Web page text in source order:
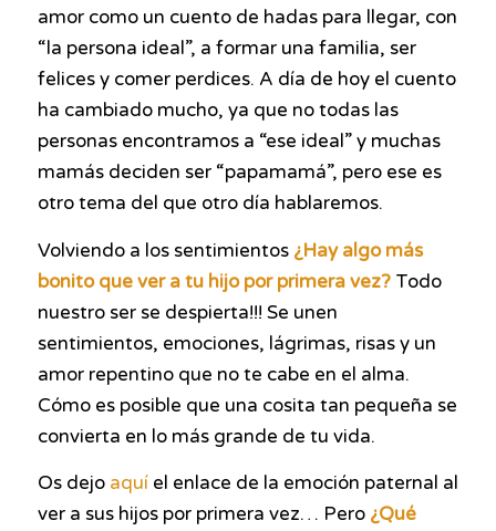
amor como un cuento de hadas para llegar, con
“la persona ideal”, a formar una familia, ser
felices y comer perdices. A día de hoy el cuento
ha cambiado mucho, ya que no todas las
personas encontramos a “ese ideal” y muchas
mamás deciden ser “papamamá”, pero ese es
otro tema del que otro día hablaremos.
Volviendo a los sentimientos¿Hay algo más
bonito que ver a tu hijo por primera vez?Todo
nuestro ser se despierta!!! Se unen
sentimientos, emociones, lágrimas, risas y un
amor repentino que no te cabe en el alma.
Cómo es posible que una cosita tan pequeña se
convierta en lo más grande de tu vida.
Os dejo aquíel enlace de la emoción paternal al
ver a sus hijos por primera vez… Pero ¿Qué